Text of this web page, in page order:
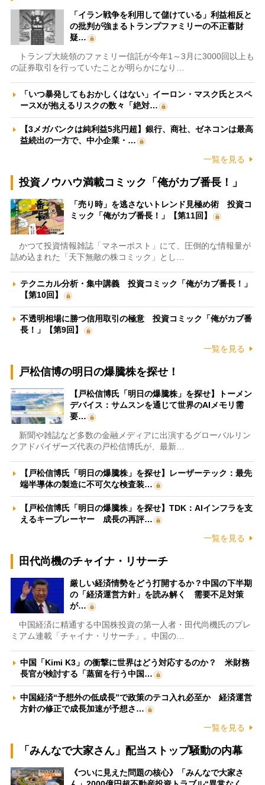
「イラン戦争を利用して儲けている」利益相反と
の批判が強まるトランプファミリーの不正蓄財
疑…
トランプ大統領のファミリー信託が今年1～3月に3000回以上も
の証券取引を行っていたことが明らかになり…
「いつ暴発してもおかしくはない」イーロン・マスク氏とスペ
ースXが抱えるリスクの数々「絶対…
【3メガバンクは純利益5兆円超】銀行、商社、ゼネコンは最高
益続出の一方で、中小企業・…
一覧を見る
投資ノウハウ満載コミック「俺がカブ番長！」
「売り時」を逃さないトレンド見極め術 投資コ
ミック「俺がカブ番長！」【第11回】
かつて投資情報雑誌「マネーポスト」にて、圧倒的な情報量が
詰め込まれた「天下無敵の株コミック」とし…
テクニカル分析・集中講義 投資コミック「俺がカブ番長！」
【第10回】
不透明相場に勝つ信用取引の極意 投資コミック「俺がカブ番
長！」【第9回】
一覧を見る
戸松信博の明日の爆騰株を探せ！
【戸松信博氏「明日の爆騰株」を探せ】トーメン
デバイス：サムスンを通じて世界のAIメモリ需
要…
新聞や雑誌など多数の金融メディアに出演するグローバルリン
クアドバイザーズ代表の戸松信博氏が、最新…
【戸松信博氏「明日の爆騰株」を探せ】レーザーテック：最先
端半導体の製造に不可欠な検査装…
【戸松信博氏「明日の爆騰株」を探せ】TDK：AIインフラを支
えるキープレーヤー 成長の再評…
一覧を見る
田代尚機のチャイナ・リサーチ
厳しい経済情勢をどう打開するか？中国の下半期
の「経済運営方針」を読み解く 需要不足対策
が…
中国経済に精通する中国株投資の第一人者・田代尚機氏のプレ
ミアム連載「チャイナ・リサーチ」。中国の…
中国「Kimi K3」の衝撃に世界はどう対応するのか？ 米財務
長官が検討する「蒸留を行う中国…
中国経済“予想外の低成長”で政策のテコ入れ必至か 経済運営
方針の修正で成長加速が予想さ…
一覧を見る
「みんなで大家さん」配当ストップ騒動の内幕
《ついに見えた問題の核心》「みんなで大家さ